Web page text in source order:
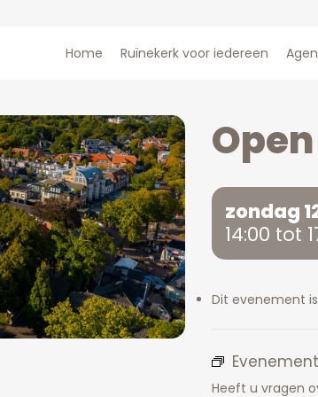
Home Ruïnekerk voor iedereen
zondag
14:00 tot
Dit evenement
Heeft u vragen